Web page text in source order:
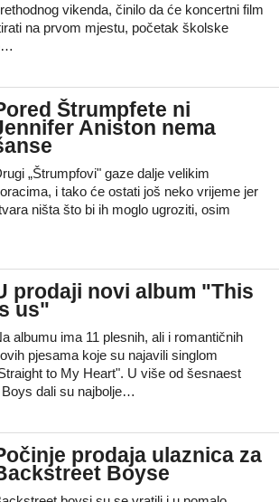
vikenda, činilo da će koncertni film
na prvom mjestu, početak školske
Štrumpfete ni
Aniston nema
„Štrumpfovi" gaze dalje velikim
i tako će ostati još neko vrijeme jer
ništa što bi ih moglo ugroziti, osim
prodaji novi album "This
us"
albumu ima 11 plesnih, ali i romantičnih
pjesama koje su najavili singlom
to My Heart". U više od šesnaest
dali su najbolje…
prodaja ulaznica za
Boyse